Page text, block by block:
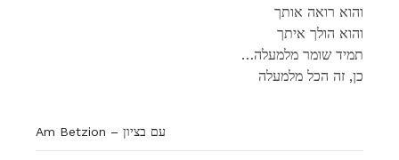
והוא רואה אותך
והוא הולך איתך
…תמיד שומר מלמעלה
כן, זה הכל מלמעלה
Am Betzion – עם בציון